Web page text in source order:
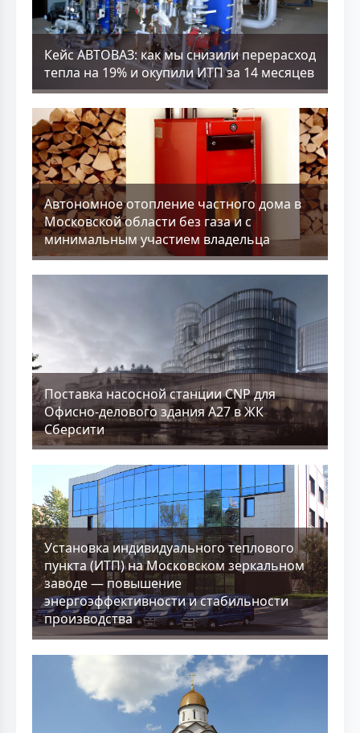
Кейс АВТОВАЗ: как мы снизили перерасход
тепла на 19% и окупили ИТП за 14 месяцев
Aвтономное отопление частного дома в
Московской области без газа и с
минимальным участием владельца
Поставка насосной станции CNP для
Офисно-делового здания А27 в ЖК
Сберсити
Установка индивидуального теплового
пункта (ИТП) на Московском зеркальном
заводе — повышение
энергоэффективности и стабильности
производства